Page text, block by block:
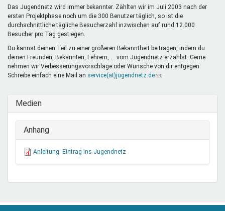
Das Jugendnetz wird immer bekannter. Zählten wir im Juli 2003 nach der
ersten Projektphase noch um die 300 Benutzer täglich, so ist die
durchschnittliche tägliche Besucherzahl inzwischen auf rund 12.000
Besucher pro Tag gestiegen.
Du kannst deinen Teil zu einer größeren Bekanntheit beitragen, indem du
deinen Freunden, Bekannten, Lehrern, ... vom Jugendnetz erzählst. Gerne
nehmen wir Verbesserungsvorschläge oder Wünsche von dir entgegen.
Schreibe einfach eine Mail an service(at)jugendnetz.de(Link
E-
Medien
Anhang
Anleitung: Eintrag ins Jugendnetz